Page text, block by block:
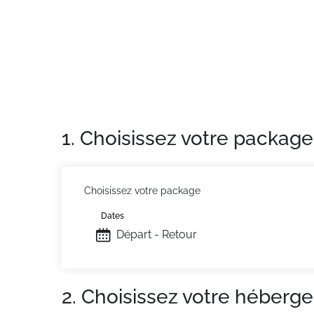
1. Choisissez votre package
Choisissez votre package
Départ - Retour
Dates
2. Choisissez votre